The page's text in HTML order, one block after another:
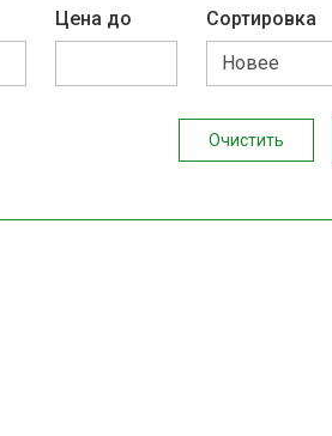
Цена до Сортировка
Очистить